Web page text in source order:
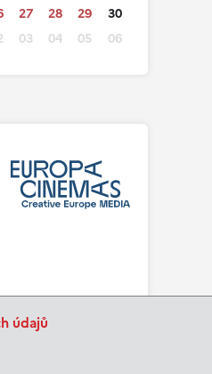
údajů
27 28 29
30
03 04 05 06